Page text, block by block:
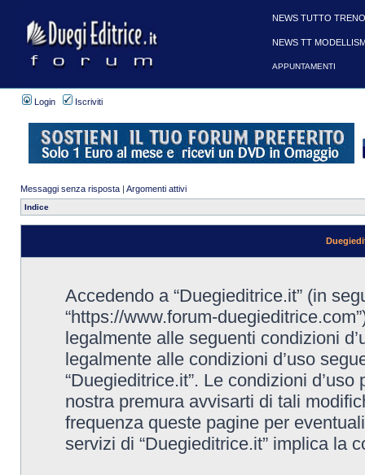
Login Iscriviti
Messaggi senza risposta | Argomenti attivi
Indice
Accedendo a “Duegieditrice.it” (in
“https://www.forum-
legalmente alle seguenti condizioni
legalmente alle condizioni d’uso
“Duegieditrice.it”. Le condizioni
nostra premura avvisarti di tali
frequenza queste pagine per
servizi di “Duegieditrice.it” implica la
NEWS TUTTO
NEWS TT
APPUNTAMENTI